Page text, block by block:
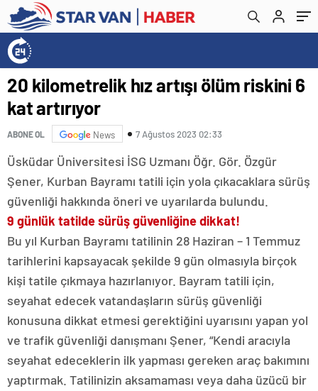
20 kilometrelik hız artışı ölüm riskini 6
kat artırıyor
ABONE OL News 7 Ağustos 2023 02:33
Üsküdar Üniversitesi İSG Uzmanı Öğr. Gör. Özgür
Şener, Kurban Bayramı tatili için yola çıkacaklara sürüş
güvenliği hakkında öneri ve uyarılarda bulundu.
9 günlük tatilde sürüş güvenliğine dikkat!
Bu yıl Kurban Bayramı tatilinin 28 Haziran – 1 Temmuz
tarihlerini kapsayacak şekilde 9 gün olmasıyla birçok
kişi tatile çıkmaya hazırlanıyor. Bayram tatili için,
seyahat edecek vatandaşların sürüş güvenliği
konusuna dikkat etmesi gerektiğini uyarısını yapan yol
ve trafik güvenliği danışmanı Şener, “Kendi aracıyla
seyahat edeceklerin ilk yapması gereken araç bakımını
yaptırmak. Tatilinizin aksamaması veya daha üzücü bir